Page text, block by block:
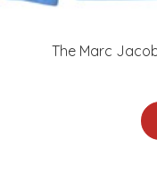
The Marc